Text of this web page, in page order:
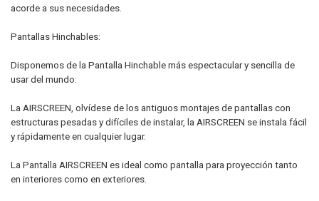
acorde a sus necesidades.
Pantallas Hinchables:
Disponemos de la Pantalla Hinchable más espectacular y sencilla de
usar del mundo:
La AIRSCREEN, olvídese de los antiguos montajes de pantallas con
estructuras pesadas y difíciles de instalar, la AIRSCREEN se instala fácil
y rápidamente en cualquier lugar.
La Pantalla AIRSCREEN es ideal como pantalla para proyección tanto
en interiores como en exteriores.